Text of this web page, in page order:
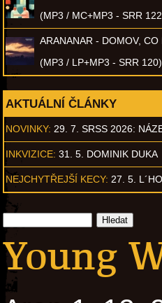
(MP3 / MC+MP3 - SRR
ARANANAR - DOMOV, CO
(MP3 / LP+MP3 - SRR 120)
AKTUÁLNÍ ČLÁNKY
NOVINKY: 29. 7. SRSS 2026:
INKVIZICE: 31. 5. DOMINIK DUKA
NEJCHYTŘEJŠÍ KECY: 27. 5.
Young